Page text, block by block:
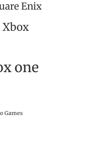
Enix
Xbox
one
Games